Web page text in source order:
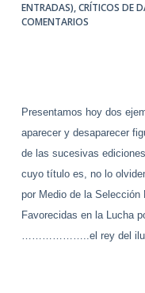
nENTRADAS),CRÍTICOS DE
COMENTARIOS
Presentamos hoy dos
aparecer y desaparecer
de las sucesivas
cuyo título es, no lo
por Medio de la Selección
Favorecidas en la Lucha
………………..el rey del